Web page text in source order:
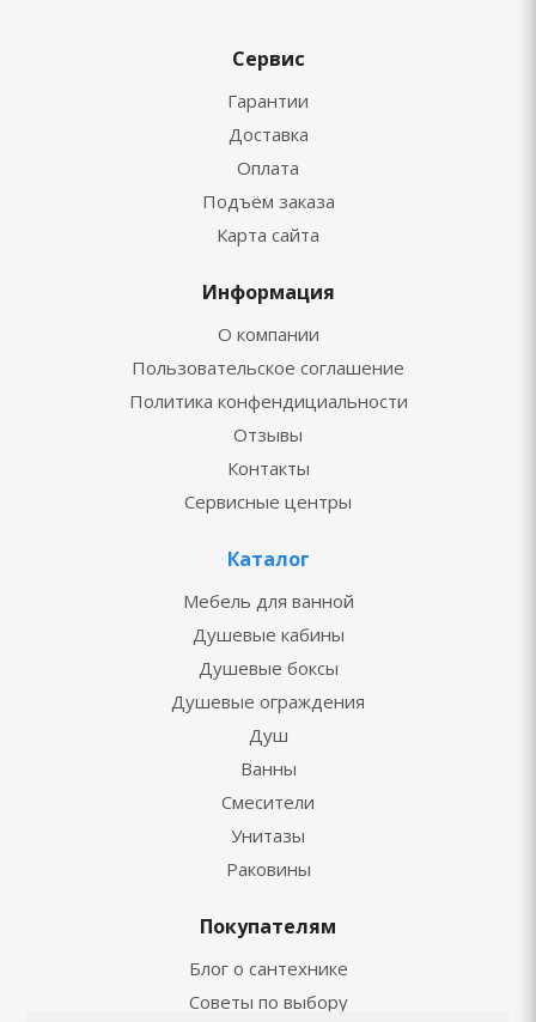
Сервис
Гарантии
Доставка
Оплата
Подъём заказа
Карта сайта
Информация
О компании
Пользовательское соглашение
Политика конфендициальности
Отзывы
Контакты
Сервисные центры
Каталог
Мебель для ванной
Душевые кабины
Душевые боксы
Душевые ограждения
Душ
Ванны
Смесители
Унитазы
Раковины
Покупателям
Блог о сантехнике
Советы по выбору